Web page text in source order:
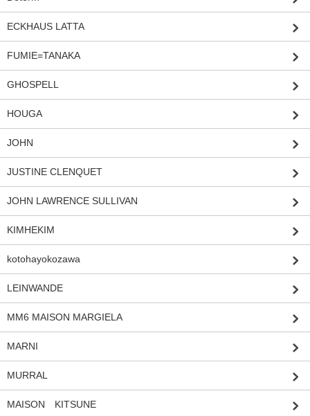
ECKHAUS LATTA
FUMIE=TANAKA
GHOSPELL
HOUGA
JOHN
JUSTINE CLENQUET
JOHN LAWRENCE SULLIVAN
KIMHEKIM
kotohayokozawa
LEINWANDE
MM6 MAISON MARGIELA
MARNI
MURRAL
MAISON KITSUNE